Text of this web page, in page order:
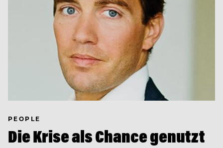
PEOPLE
Die Krise als Chance genutzt